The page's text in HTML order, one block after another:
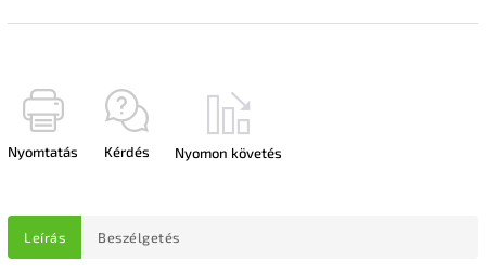
Nyomtatás Kérdés Nyomon követés
Leírás Beszélgetés